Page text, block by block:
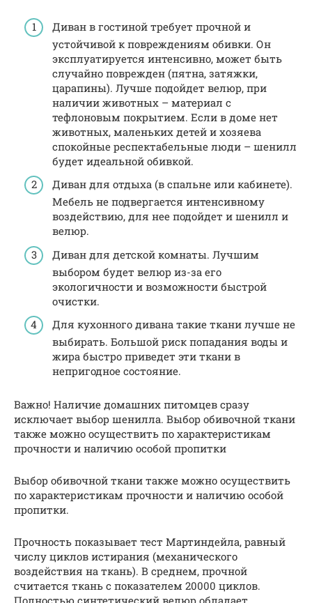
Диван в гостиной требует прочной и
устойчивой к повреждениям обивки. Он
эксплуатируется интенсивно, может быть
случайно поврежден (пятна, затяжки,
царапины). Лучше подойдет велюр, при
наличии животных – материал с
тефлоновым покрытием. Если в доме нет
животных, маленьких детей и хозяева
спокойные респектабельные люди – шенилл
будет идеальной обивкой.
Диван для отдыха (в спальне или кабинете).
Мебель не подвергается интенсивному
воздействию, для нее подойдет и шенилл и
велюр.
Диван для детской комнаты. Лучшим
выбором будет велюр из-за его
экологичности и возможности быстрой
очистки.
Для кухонного дивана такие ткани лучше не
выбирать. Большой риск попадания воды и
жира быстро приведет эти ткани в
непригодное состояние.
Важно! Наличие домашних питомцев сразу
исключает выбор шенилла. Выбор обивочной ткани
также можно осуществить по характеристикам
прочности и наличию особой пропитки
Выбор обивочной ткани также можно осуществить
по характеристикам прочности и наличию особой
пропитки.
Прочность показывает тест Мартиндейла, равный
числу циклов истирания (механического
воздействия на ткань). В среднем, прочной
считается ткань с показателем 20000 циклов.
Полностью синтетический велюр обладает